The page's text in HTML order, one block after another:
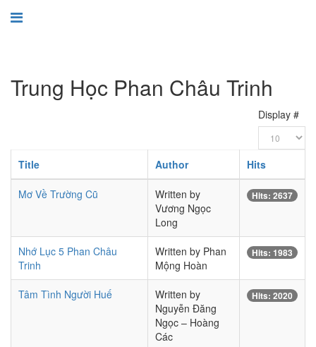
Trung Học Phan Châu Trinh
Display #
Title Author Hits
Mơ Về Trường Cũ
Written by
Vương Ngọc
Long
Hits: 2637
Nhớ Lục 5 Phan Châu
Trinh
Written by Phan
Mộng Hoàn
Hits: 1983
Tâm Tình Người Huế
Written by
Nguyễn Đăng
Ngọc – Hoàng
Các
Hits: 2020